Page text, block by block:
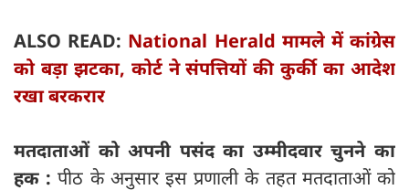
ALSO READ: National Herald मामले में कांग्रेस
को बड़ा झटका, कोर्ट ने संपत्तियों की कुर्की का आदेश
रखा बरकरार
मतदाताओं को अपनी पसंद का उम्मीदवार चुनने का
हक : पीठ के अनुसार इस प्रणाली के तहत मतदाताओं को